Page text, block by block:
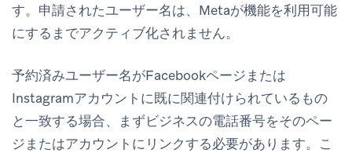
す。申請されたユーザー名は、Metaが機能を利用可能
にするまでアクティブ化されません。
予約済みユーザー名がFacebookページまたは
Instagramアカウントに既に関連付けられているもの
と一致する場合、まずビジネスの電話番号をそのペー
ジまたはアカウントにリンクする必要があります。こ